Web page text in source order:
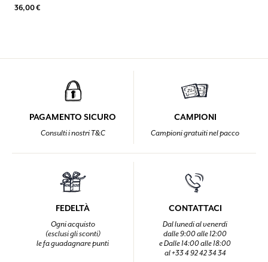
36,00 €
PAGAMENTO SICURO
Consulti i nostri T&C
CAMPIONI
Campioni gratuiti nel pacco
FEDELTÀ
Ogni acquisto
(esclusi gli sconti)
le fa guadagnare punti
CONTATTACI
Dal lunedi al venerdi
dalle 9:00 alle 12:00
e Dalle 14:00 alle 18:00
al +33 4 92 42 34 34